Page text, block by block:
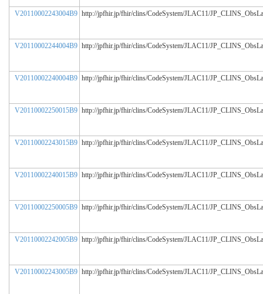
V20110002243004B9 http://jpfhir.jp/fhir/clins/CodeSystem/JLAC11/
V20110002244004B9 http://jpfhir.jp/fhir/clins/CodeSystem/JLAC11/
V20110002240004B9 http://jpfhir.jp/fhir/clins/CodeSystem/JLAC11/
V20110002250015B9 http://jpfhir.jp/fhir/clins/CodeSystem/JLAC11/
V20110002243015B9 http://jpfhir.jp/fhir/clins/CodeSystem/JLAC11/
V20110002240015B9 http://jpfhir.jp/fhir/clins/CodeSystem/JLAC11/
V20110002250005B9 http://jpfhir.jp/fhir/clins/CodeSystem/JLAC11/
V20110002242005B9 http://jpfhir.jp/fhir/clins/CodeSystem/JLAC11/
V20110002243005B9 http://jpfhir.jp/fhir/clins/CodeSystem/JLAC11/